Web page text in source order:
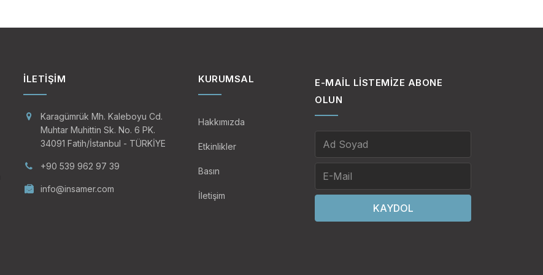
1.083
1.536
İLETIŞIM
Karagümrük Mh. Kaleboyu Cd.
Muhtar Muhittin Sk. No. 6 PK.
34091 Fatih/İstanbul - TÜRKİYE
+90 539 962 97 39
info@insamer.com
KURUMSAL
Hakkımızda
Etkinlikler
Basın
İletişim
E-MAIL LISTEMIZE ABONE
OLUN
KAYDOL